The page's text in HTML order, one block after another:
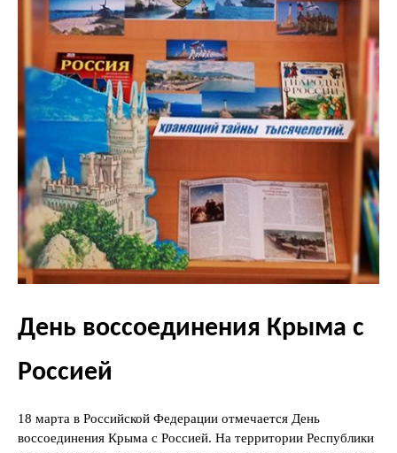
День воссоединения Крыма с
Россией
18 марта в Российской Федерации отмечается День
воссоединения Крыма с Россией. На территории Республики